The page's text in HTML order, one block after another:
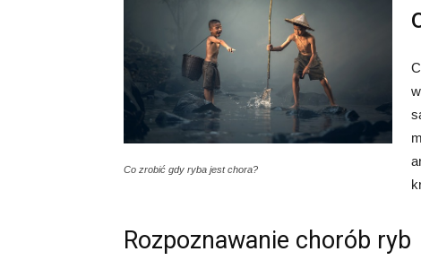
Co zrobić gdy ryba jest chora?
Rozpoznawanie chorób ryb